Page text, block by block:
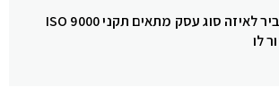
חמדאן ג'לולי מסביר לאיזה סוג עסק מתאים תקני ISO 9000
לו